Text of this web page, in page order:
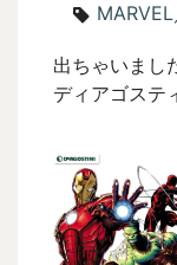
MARVEL
出ちゃいまし
ディアゴステ